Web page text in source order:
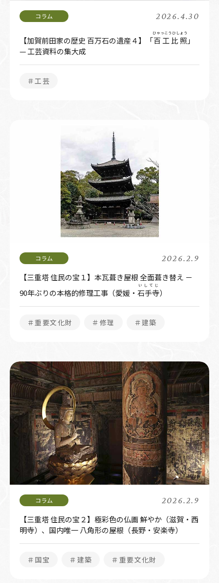
2026.4.30
【加賀前田家の歴史 百万石の遺産４】「百工比照
ひゃっこうひしょう
」
— 工芸資料の集大成
＃工芸
2026.2.9
【三重塔 住民の宝１】本瓦葺き屋根 全面葺き替え －
90年ぶりの本格的修理工事（愛媛・ 石手寺
いしてじ
）
＃重要文化財 ＃修理 ＃建築
2026.2.9
【三重塔 住民の宝２】極彩色の仏画 鮮やか（滋賀・西
明寺）、国内唯一 八角形の屋根（長野・安楽寺）
＃国宝 ＃建築 ＃重要文化財